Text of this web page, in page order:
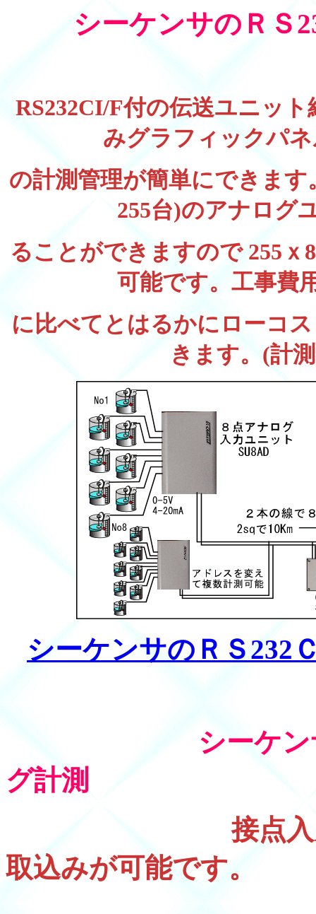
シーケンサのＲＳ
RS232CI/F付の伝送ユニッ
みグラフィックパ
の計測管理が簡単にできま
255台)のアナログ
ることができますので 255ｘ
可能です。工事費
に比べてとはるかにローコ
きます。(計
シーケンサのＲＳ232
シーケンサのパ
グ計測
接点
取込みが可能です。